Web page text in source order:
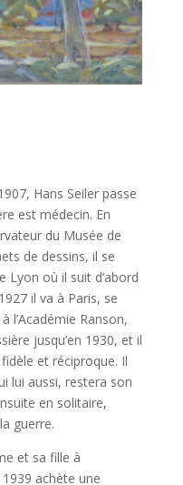
Hans Seiler passe
est médecin. En
du Musée de
de dessins, il se
Lyon où il suit d’abord
il va à Paris, se
l’Académie Ranson,
jusqu’en 1930, et il
et réciproque. Il
lui aussi, restera son
en solitaire,
guerre.
et sa fille à
achète une